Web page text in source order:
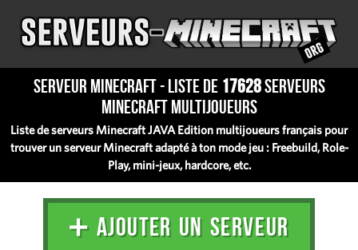
Serveur Minecraft - Liste de 17628serveurs
Minecraft multijoueurs
Liste de serveurs Minecraft JAVA Edition multijoueurs français pour
trouver un serveur Minecraft adapté à ton mode jeu : Freebuild, Role-
Play, mini-jeux, hardcore, etc.
➕ AJOUTER UN SERVEUR